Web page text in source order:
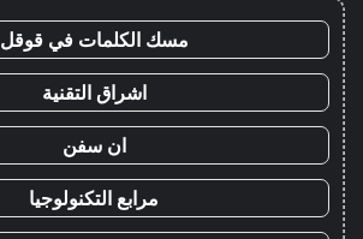
مسك الكلمات في قوقل
اشراق التقنية
ان سفن
مرابع التكنولوجيا